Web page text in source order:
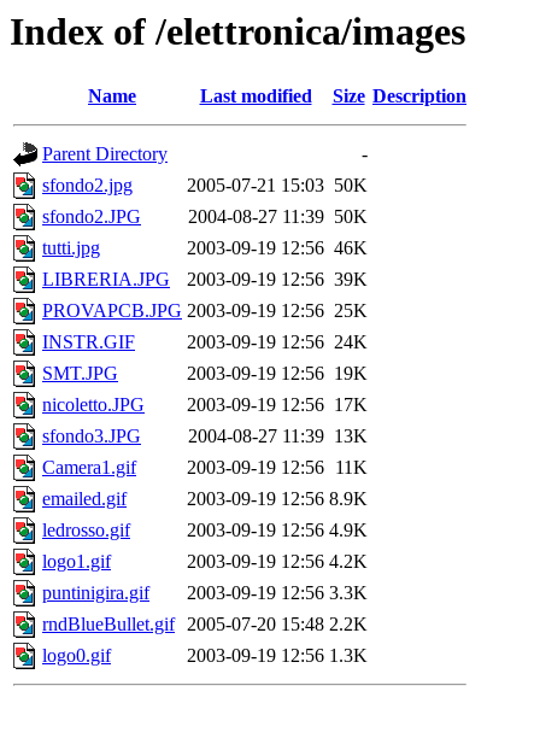
Index of /elettronica/images
Name Last modified Size Description
Parent Directory
-
sfondo2.jpg
2005-07-21 15:03 50K
sfondo2.JPG
2004-08-27 11:39 50K
tutti.jpg
2003-09-19 12:56 46K
LIBRERIA.JPG
2003-09-19 12:56 39K
PROVAPCB.JPG 2003-09-19 12:56 25K
INSTR.GIF
2003-09-19 12:56 24K
SMT.JPG
2003-09-19 12:56 19K
nicoletto.JPG
2003-09-19 12:56 17K
sfondo3.JPG
2004-08-27 11:39 13K
Camera1.gif
2003-09-19 12:56 11K
emailed.gif
2003-09-19 12:56 8.9K
ledrosso.gif
2003-09-19 12:56 4.9K
logo1.gif
2003-09-19 12:56 4.2K
puntinigira.gif
2003-09-19 12:56 3.3K
rndBlueBullet.gif 2005-07-20 15:48 2.2K
logo0.gif
2003-09-19 12:56 1.3K